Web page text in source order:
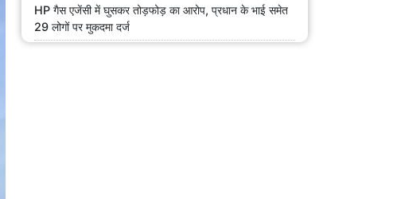
HP गैस एजेंसी में घुसकर तोड़फोड़ का आरोप, प्रधान के भाई समेत
29 लोगों पर मुकदमा दर्ज